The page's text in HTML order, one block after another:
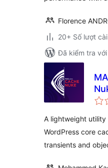
Florence
20+ Số lượt
Đã kiểm tra với
A lightweight
WordPress core
transients and